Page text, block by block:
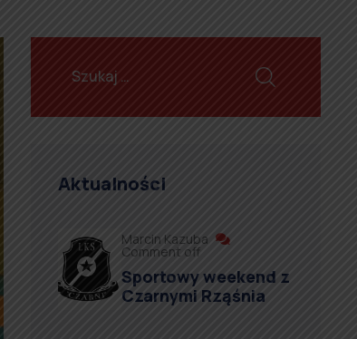
Aktualności
Marcin Kazuba
Comment off
Sportowy weekend z
Czarnymi Rząśnia